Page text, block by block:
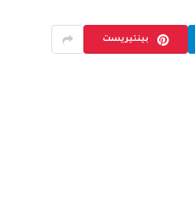
بينتيريست